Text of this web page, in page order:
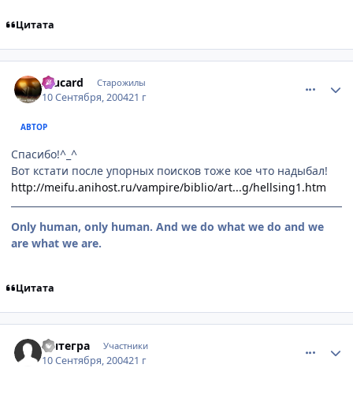
Цитата
Alucard Старожилы
10 Сентября, 200421 г
АВТОР
Спасибо!^_^
Вот кстати после упорных поисков тоже кое что надыбал!
http://meifu.anihost.ru/vampire/biblio/art...g/hellsing1.htm
Only human, only human. And we do what we do and we
are what we are.
Цитата
Интегра Участники
10 Сентября, 200421 г